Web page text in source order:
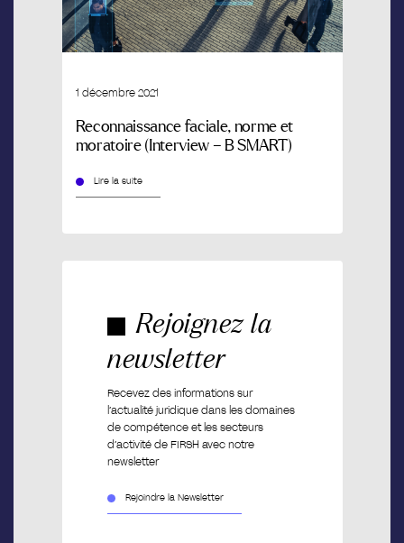
1 décembre 2021
Reconnaissance faciale, norme et
moratoire (Interview – B SMART)
Lire la suite
Rejoignez la
newsletter
Recevez des informations sur
l’actualité juridique dans les domaines
de compétence et les secteurs
d’activité de FIRSH avec notre
newsletter
Rejoindre la Newsletter